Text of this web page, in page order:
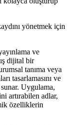
yönetmek için
ve
dijital bir
tanıma veya
tasarlamasını ve
Uygulama,
artırabilen adlar,
özelliklerin